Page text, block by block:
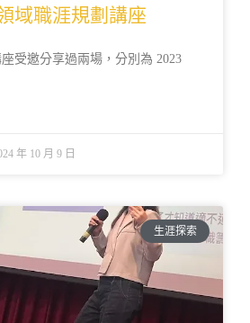
域職涯規劃講座
受邀分享過兩場，分別為 2023
年 10 月 9 日
生涯探索